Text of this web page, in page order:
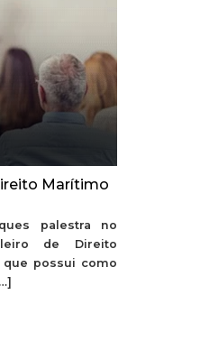
Marítimo
palestra no
de Direito
que possui como